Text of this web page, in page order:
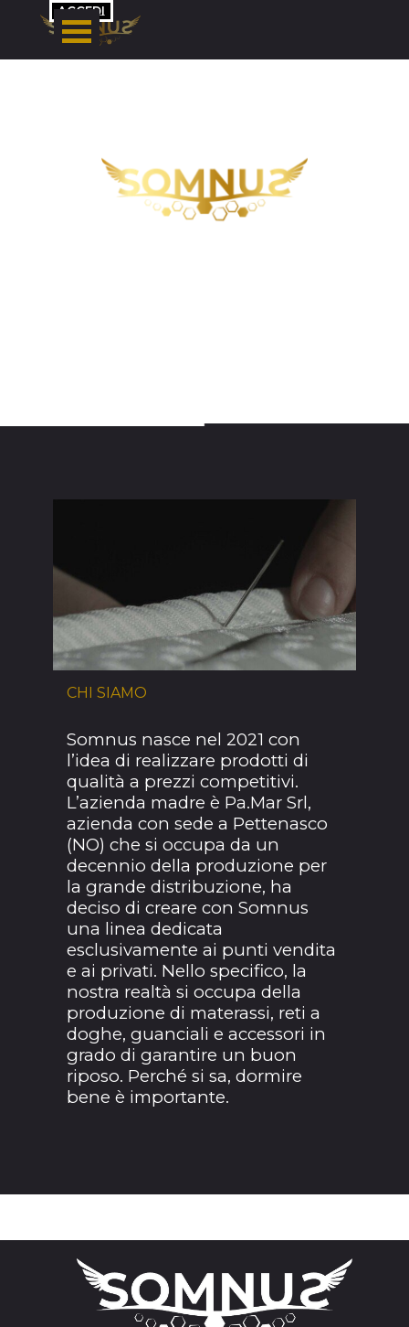
Vai ai contenuti
ACCEDI
CHI SIAMO
Somnus nasce nel 2021 con
l’idea di realizzare prodotti di
qualità a prezzi competitivi.
L’azienda madre è Pa.Mar Srl,
azienda con sede a Pettenasco
(NO) che si occupa da un
decennio della produzione per
la grande distribuzione, ha
deciso di creare con Somnus
una linea dedicata
esclusivamente ai punti vendita
e ai privati. Nello specifico, la
nostra realtà si occupa della
produzione di materassi, reti a
doghe, guanciali e accessori in
grado di garantire un buon
riposo. Perché si sa, dormire
bene è importante.